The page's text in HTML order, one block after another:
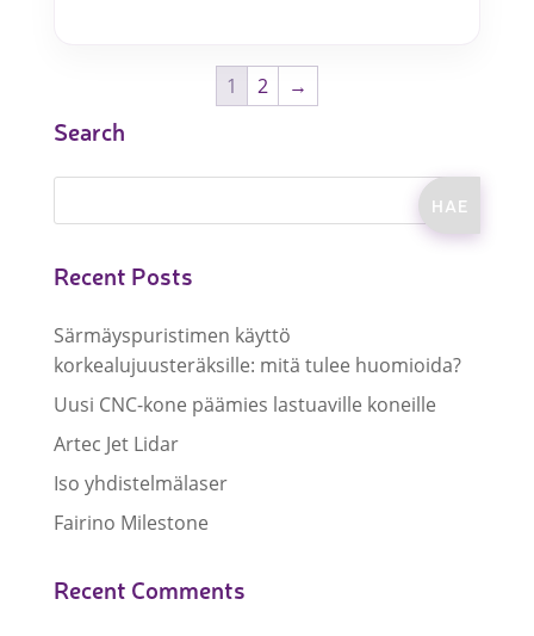
1 2 →
Search
Recent Posts
Särmäyspuristimen käyttö
korkealujuusteräksille: mitä tulee huomioida?
Uusi CNC-kone päämies lastuaville koneille
Artec Jet Lidar
Iso yhdistelmälaser
Fairino Milestone
Recent Comments